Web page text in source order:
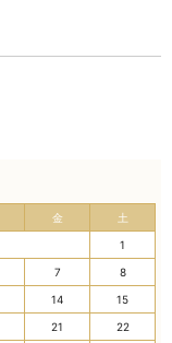
金 土
1
7 8
14 15
21 22